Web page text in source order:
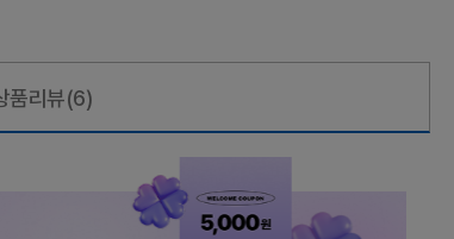
품리뷰(6)